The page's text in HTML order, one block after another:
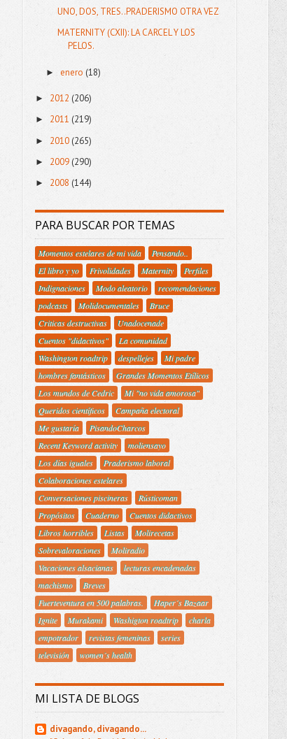
UNO, DOS, TRES..PRADERISMO OTRA VEZ
MATERNITY (CXII): LA CARCEL Y LOS
PELOS.
►enero (18)
► 2012 (206)
► 2011 (219)
► 2010(265)
► 2009(290)
► 2008 (144)
PARA BUSCAR POR TEMAS
Momentos estelares de mi vida
Pensando..
El libro y yo
Frivolidades Maternity
Perfiles
Indignaciones
Modo aleatorio
recomendaciones
podcasts
Molidocumentales
Bruce
Criticas destructivas
Unadocenade
Cuentos "didactivos"
La comunidad
Washington roadtrip
despellejes
Mi padre
hombres fantásticos
Grandes Momentos Etílicos
Los mundos de Cedric
Mi "no vida amorosa"
Queridos científicos
Campaña electoral
Me gustaría
PisandoCharcos
Recent Keyword activity
moliensayo
Los días iguales
Praderismo laboral
Colaboraciones estelares
Conversaciones piscineras
Rústicoman
Propósitos
Cuaderno
Cuentos didactivos
Libros horribles
Listas
Molirecetas
Sobrevaloraciones
Moliradio
Vacaciones alsacianas
lecturas encadenadas
machismo
Breves
Fuerteventura en 500 palabras.
Haper´s Bazaar
Ignite
Murakami Washigton roadtrip
charla
empotrador
revistas femeninas
series
televisión
women´s health
MI LISTA DE BLOGS
divagando, divagando...